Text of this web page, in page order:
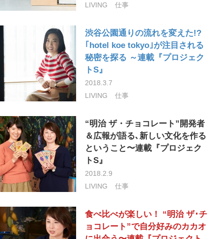
LIVING
仕事
渋谷公園通りの流れを変えた!?
｢hotel koe tokyo｣が注目される
秘密を探る ～連載『プロジェク
トS』
2018.3.7
LIVING
仕事
“明治 ザ・チョコレート”開発者
＆広報が語る､新しい文化を作る
ということ〜連載『プロジェク
トS』
2018.2.9
LIVING
仕事
食べ比べが楽しい！ “明治 ザ･チ
ョコレート”で自分好みのカカオ